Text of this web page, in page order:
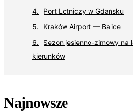
Port Lotniczy w Gdańsku
Kraków Airport — Balice
Sezon jesienno-zimowy na
kierunków
Najnowsze